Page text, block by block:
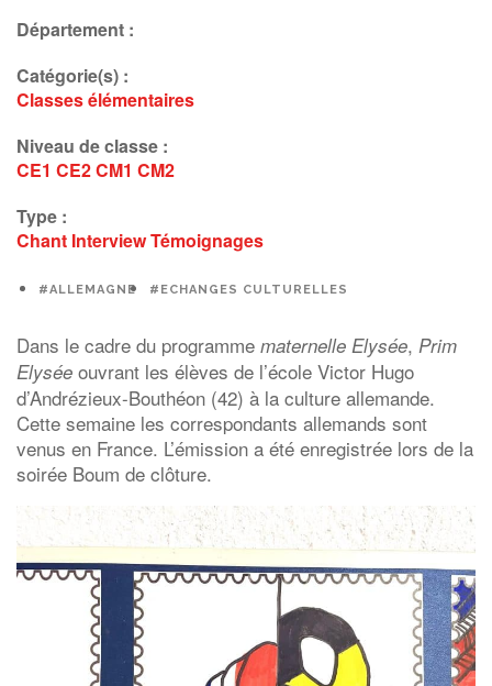
Département :
Catégorie(s) :
Classes élémentaires
Niveau de classe :
CE1 CE2CM1 CM2
Type :
Chant InterviewTémoignages
#ALLEMAGNE #ECHANGES CULTURELLES
Dans le cadre du programme maternelle Elysée, Prim
Elysée ouvrant les élèves de l’école Victor Hugo
d’Andrézieux-Bouthéon (42) à la culture allemande.
Cette semaine les correspondants allemands sont
venus en France. L’émission a été enregistrée lors de la
soirée Boum de clôture.